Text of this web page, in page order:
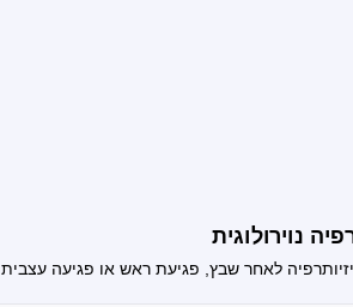
נוירולוגית
לאחר שבץ, פגיעת ראש או פגיעה עצבית